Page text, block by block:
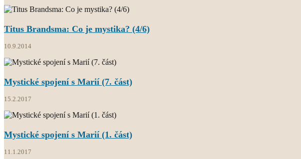
Titus Brandsma: Co je mystika? (4/6)
10.9.2014
Mystické spojení s Marií (7. část)
15.2.2017
Mystické spojení s Marií (1. část)
11.1.2017